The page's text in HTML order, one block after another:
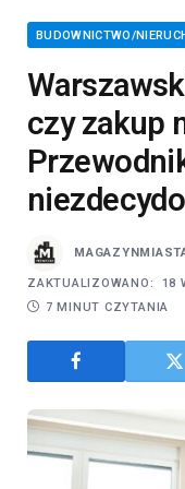
BUDOWNICTWO/
czy zakup
ZAKTUALIZOWANO: 18
7 MINUT CZYTANIA